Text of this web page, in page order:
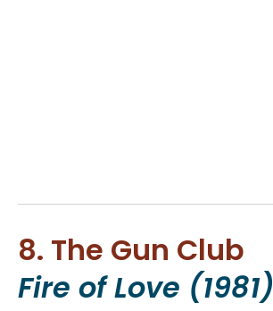
8. The Gun Club
Fire of Love (1981)